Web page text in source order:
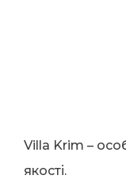
Villa Krim –
якості.